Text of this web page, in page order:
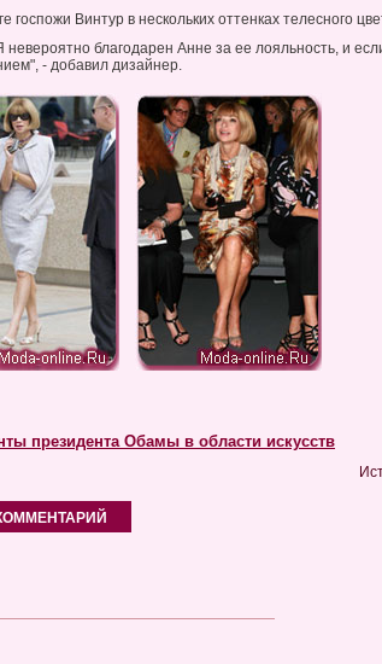
Винтур в нескольких оттенках телесного
благодарен Анне за ее лояльность, и
- добавил дизайнер.
президента Обамы в области искусств